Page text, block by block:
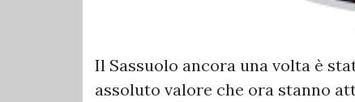
Il Sassuolo ancora una volta è
assoluto valore che ora stanno